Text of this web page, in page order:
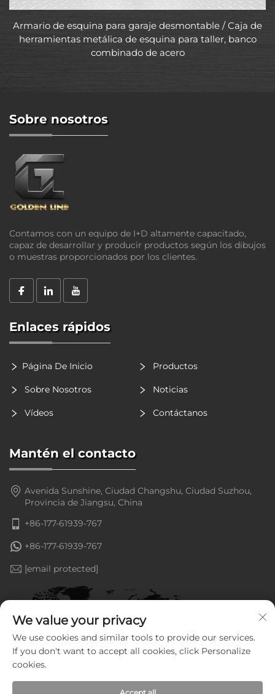
Armario de esquina para garaje desmontable / Caja de
herramientas metálica de esquina para taller, banco
combinado de acero
Sobre nosotros
Contamos con un equipo de I+D altamente capacitado,
capaz de desarrollar y producir productos según los dibujos
o muestras proporcionados por los clientes.
Enlaces rápidos
Página De Inicio Productos
Sobre Nosotros Noticias
Vídeos Contáctanos
Mantén el contacto
Avenida Sunshine, Ciudad Changshu, Ciudad Suzhou,
Provincia de Jiangsu, China
+86-177-61939-767
+86-177-61939-767
[email protected]
We value your privacy
We use cookies and similar tools to provide our services.
If you don't want to accept all cookies, click Personalize
cookies.